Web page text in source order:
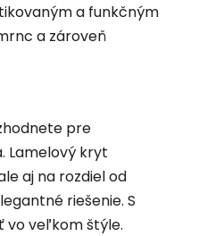
a funkčným
a zároveň
pre
Lamelový kryt
aj na rozdiel od
riešenie. S
vo veľkom štýle.